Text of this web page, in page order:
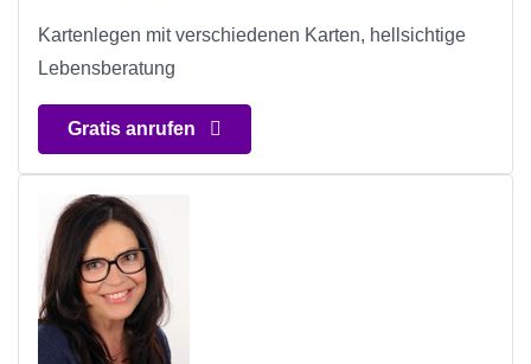
Kartenlegen mit verschiedenen Karten, hellsichtige
Lebensberatung
Gratis anrufen